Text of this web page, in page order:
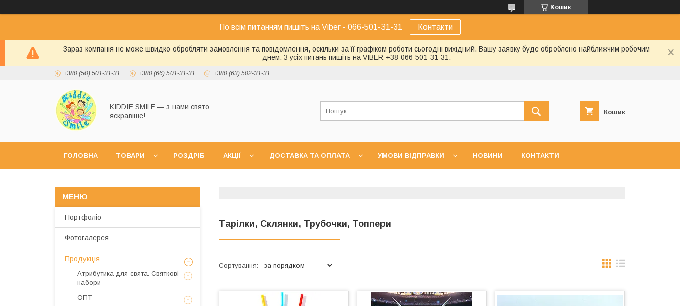
Кошик
По всім питанням пишіть на Viber - 066-501-31-31 Контакти
Зараз компанія не може швидко обробляти замовлення та повідомлення, оскільки за її графіком роботи сьогодні вихідний. Вашу заявку буде оброблено найближчим робочим
днем. З усіх питань пишіть на VIBER +38-066-501-31-31.
+380 (50) 501-31-31 +380 (66) 501-31-31 +380 (63) 502-31-31
KIDDIE SMILE — з нами свято
яскравіше!
Кошик
ГОЛОВНА ТОВАРИ РОЗДРІБ АКЦІЇ ДОСТАВКА ТА ОПЛАТА УМОВИ ВІДПРАВКИ НОВИНИ КОНТАКТИ
Тарілки, Склянки, Трубочки, Топпери
Портфоліо
Фотогалерея
Продукція
Атрибутика для свята. Святкові
набори
ОПТ